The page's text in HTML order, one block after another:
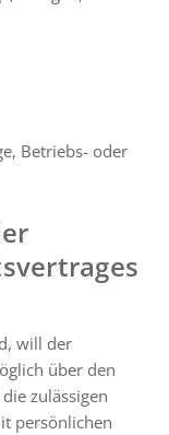
Betriebs- oder
will der
über den
zulässigen
persönlichen